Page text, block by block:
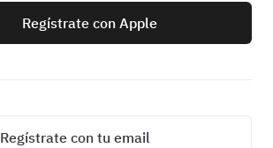
Regístrate con Apple
Regístrate con tu email